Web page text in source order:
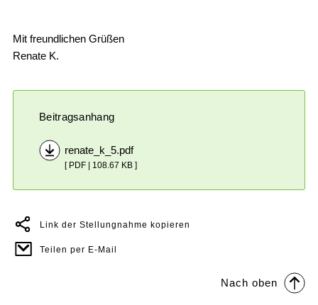
Mit freundlichen Grüßen
Renate K.
Beitragsanhang
renate_k_5.pdf
[ PDF | 108.67 KB ]
Link der Stellungnahme kopieren
Teilen per E-Mail
Nach oben